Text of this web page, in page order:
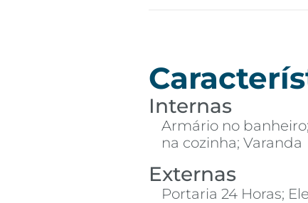
Internas
Armário no
na cozinha; Varanda
Externas
Portaria 24 Horas;